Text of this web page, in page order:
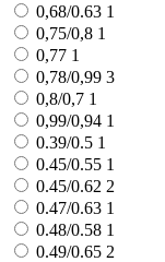
0,68/0.63 1
0,75/0,8 1
0,77 1
0,78/0,99 3
0,8/0,7 1
0,99/0,94 1
0.39/0.5 1
0.45/0.55 1
0.45/0.62 2
0.47/0.63 1
0.48/0.58 1
0.49/0.65 2